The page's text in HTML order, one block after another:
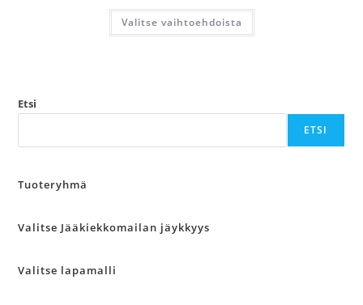
Valitse vaihtoehdoista
Tällä
on
sivulla.
Etsi
ETSI
Tuoteryhmä
Valitse Jääkiekkomailan jäykkyys
Valitse lapamalli